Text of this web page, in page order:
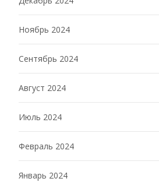
Ноябрь 2024
Сентябрь 2024
Август 2024
Июль 2024
Февраль 2024
Январь 2024